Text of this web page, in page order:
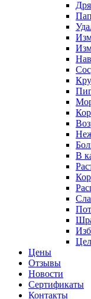
В
Цены
Отзывы
Новости
Сертификаты
Контакты